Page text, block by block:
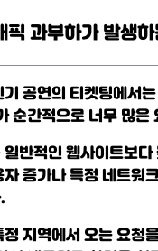
픽 과부하가 발생
공연의 티켓팅에서
순간적으로 너무 많
반적인 웹사이트보
증가나 특정 네트워
지역에서 오는 요청